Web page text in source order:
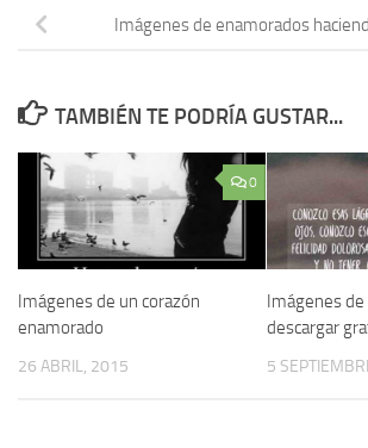
Imágenes de enamorados
TAMBIÉN TE PODRÍA GUSTAR...
0
Imágenes de un corazón
enamorado
26 ABRIL, 2015
Imágenes
descargar
5